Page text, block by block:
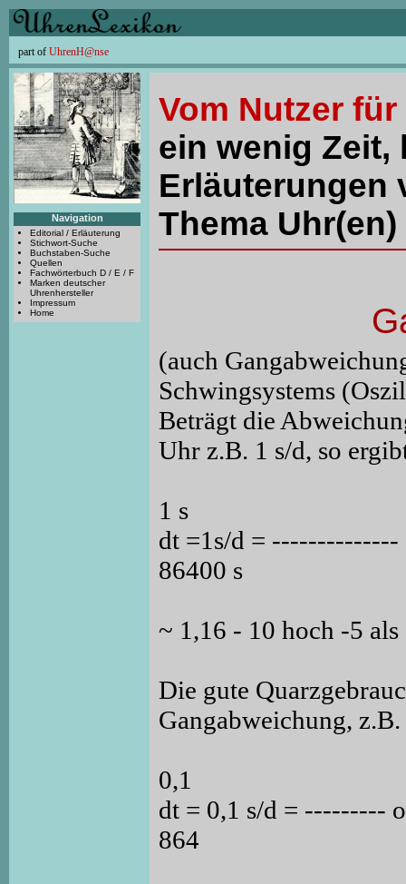
part of UhrenH@nse
Navigation
Editorial / Erläuterung
Stichwort-Suche
Buchstaben-Suche
Quellen
Fachwörterbuch D / E / F
Marken deutscher
Uhrenhersteller
Impressum
Home
Vom Nutzer
ein wenig Zeit,
Erläuterungen
Thema
(auch
Schwingsystems
Beträgt die
Uhr z.B. 1 s/d, so
1 s
dt =1s/d = --------------
86400 s
~ 1,16 - 10 hoch -5
Die gute
Gangabweichung, z.B.
0,1
dt = 0,1 s/d = ---------
864